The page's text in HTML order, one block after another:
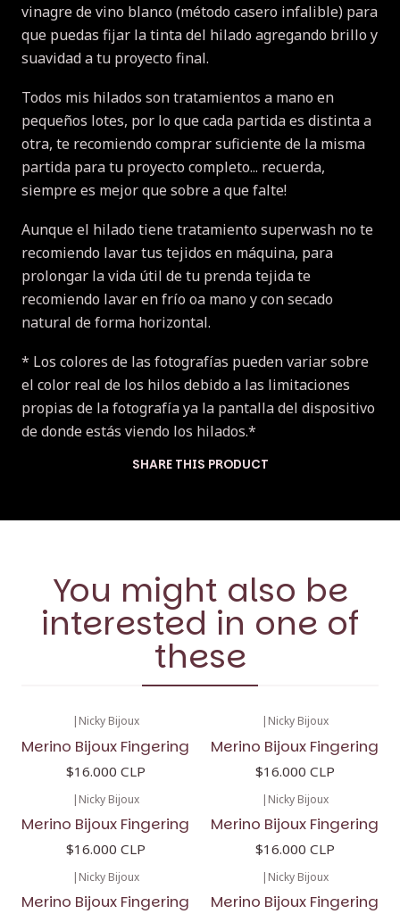
vinagre de vino blanco (método casero infalible) para
que puedas fijar la tinta del hilado agregando brillo y
suavidad a tu proyecto final.
Todos mis hilados son tratamientos a mano en
pequeños lotes, por lo que cada partida es distinta a
otra, te recomiendo comprar suficiente de la misma
partida para tu proyecto completo... recuerda,
siempre es mejor que sobre a que falte!
Aunque el hilado tiene tratamiento superwash no te
recomiendo lavar tus tejidos en máquina, para
prolongar la vida útil de tu prenda tejida te
recomiendo lavar en frío oa mano y con secado
natural de forma horizontal.
* Los colores de las fotografías pueden variar sobre
el color real de los hilos debido a las limitaciones
propias de la fotografía ya la pantalla del dispositivo
de donde estás viendo los hilados.*
SHARE THIS PRODUCT
You might also be
interested in one of
these
| Nicky Bijoux
Merino Bijoux Fingering
$16.000 CLP
| Nicky Bijoux
Merino Bijoux Fingering
$16.000 CLP
| Nicky Bijoux
Merino Bijoux Fingering
$16.000 CLP
| Nicky Bijoux
Merino Bijoux Fingering
$16.000 CLP
| Nicky Bijoux
Merino Bijoux Fingering
| Nicky Bijoux
Merino Bijoux Fingering